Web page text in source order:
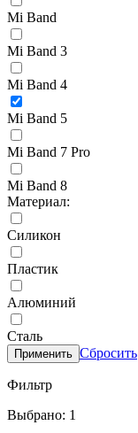
Mi Band
Mi Band 3
Mi Band 4
Mi Band 5
Mi Band 7 Pro
Mi Band 8
Материал:
Силикон
Пластик
Алюминий
Сталь
Применить Сбросить
Фильтр
Выбрано: 1